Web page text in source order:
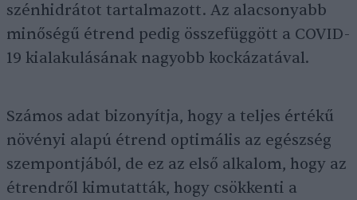
szénhidrátot tartalmazott. Az alacsonyabb
minőségű étrend pedig összefüggött a COVID-
19 kialakulásának nagyobb kockázatával.
Számos adat bizonyítja, hogy a teljes értékű
növényi alapú étrend optimális az egészség
szempontjából, de ez az első alkalom, hogy az
étrendről kimutatták, hogy csökkenti a